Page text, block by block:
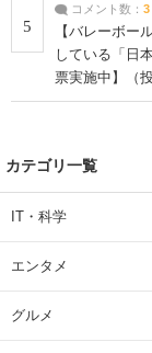
5
コメント数： 3
【バレーボー
している「日
票実施中】（
カテゴリ一覧
IT・科学
エンタメ
グルメ